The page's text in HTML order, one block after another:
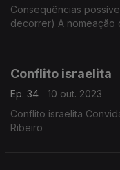
Consequências
decorrer) A nomeação
Conflito israelita
Ep. 34
10 out. 2023
Conflito israelita
Ribeiro